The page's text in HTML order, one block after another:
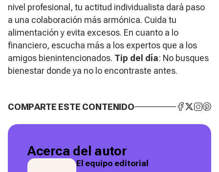
nivel profesional, tu actitud individualista dará paso
a una colaboración más armónica. Cuida tu
alimentación y evita excesos. En cuanto a lo
financiero, escucha más a los expertos que a los
amigos bienintencionados. Tip del día: No busques
bienestar donde ya no lo encontraste antes.
COMPARTE ESTE CONTENIDO
Acerca del autor
El equipo editorial